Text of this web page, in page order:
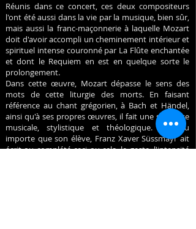
Réunis dans ce concert, ces deux compositeurs
l'ont été aussi dans la vie par la musique, bien sûr,
mais aussi la franc-maçonnerie à laquelle Mozart
doit d'avoir accompli un cheminement intérieur et
spirituel intense couronné par La Flûte enchantée
et dont le Requiem en est en quelque sorte le
prolongement.
Dans cette œuvre, Mozart dépasse le sens des
mots de cette liturgie des morts. En faisant
référence au chant grégorien, à Bach et Händel,
ainsi qu'à ses propres œuvres, il fait une synthèse
musicale, stylistique et théologique. Et peu
importe que son élève, Franz Xaver Süssmayr ait
écrit ou complété ceci ou cela, le geste, l'intensité